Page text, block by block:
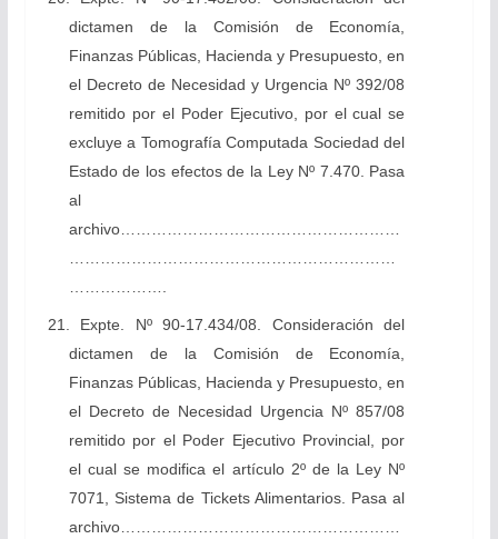
dictamen de la Comisión de Economía,
Finanzas Públicas, Hacienda y Presupuesto, en
el Decreto de Necesidad y Urgencia Nº 392/08
remitido por el Poder Ejecutivo, por el cual se
excluye a Tomografía Computada Sociedad del
Estado de los efectos de la Ley Nº 7.470. Pasa
al
archivo………………………………………………
………………………………………………………
……………….
21. Expte. Nº 90-17.434/08. Consideración del
dictamen de la Comisión de Economía,
Finanzas Públicas, Hacienda y Presupuesto, en
el Decreto de Necesidad Urgencia Nº 857/08
remitido por el Poder Ejecutivo Provincial, por
el cual se modifica el artículo 2º de la Ley Nº
7071, Sistema de Tickets Alimentarios. Pasa al
archivo………………………………………………